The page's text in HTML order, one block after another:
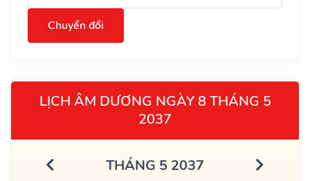
Chuyển đổi
LỊCH ÂM DƯƠNG NGÀY 8 THÁNG 5
2037
THÁNG 5 2037